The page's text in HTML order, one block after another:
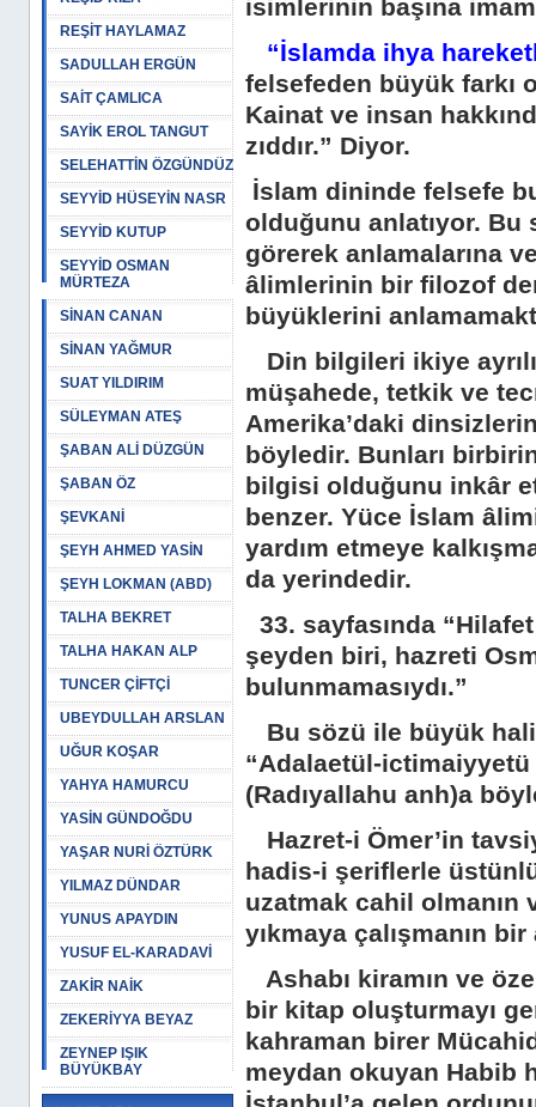
REŞİT HAYLAMAZ
SADULLAH ERGÜN
SAİT ÇAMLICA
SAYİK EROL TANGUT
SELEHATTİN ÖZGÜNDÜZ
SEYYİD HÜSEYİN NASR
SEYYİD KUTUP
SEYYİD OSMAN
MÜRTEZA
SİNAN CANAN
SİNAN YAĞMUR
SUAT YILDIRIM
SÜLEYMAN ATEŞ
ŞABAN ALİ DÜZGÜN
ŞABAN ÖZ
ŞEVKANİ
ŞEYH AHMED YASİN
ŞEYH LOKMAN (ABD)
TALHA BEKRET
TALHA HAKAN ALP
TUNCER ÇİFTÇİ
UBEYDULLAH ARSLAN
UĞUR KOŞAR
YAHYA HAMURCU
YASİN GÜNDOĞDU
YAŞAR NURİ ÖZTÜRK
YILMAZ DÜNDAR
YUNUS APAYDIN
YUSUF EL-KARADAVİ
ZAKİR NAİK
ZEKERİYYA BEYAZ
ZEYNEP IŞIK
BÜYÜKBAY
isimlerinin başına
“İslamda ihya
felsefeden büyük farkı
Kainat ve insan
zıddır.” Diyor.
İslam dininde felsefe
olduğunu anlatıyor. Bu
görerek anlamalarına
âlimlerinin bir filozof
büyüklerini
Din bilgileri ikiye
müşahede, tetkik ve
Amerika’daki
böyledir. Bunları
bilgisi olduğunu inkâr
benzer. Yüce İslam
yardım etmeye
da yerindedir.
33. sayfasında
şeyden biri, hazreti
bulunmamasıydı.”
Bu sözü ile büyük
“Adalaetül-ictimaiyyetü
(Radıyallahu anh)a
Hazret-i Ömer’in
hadis-i şeriflerle
uzatmak cahil olmanın
yıkmaya çalışmanın
Ashabı kiramın ve
bir kitap oluşturmayı
kahraman birer
meydan okuyan Habib